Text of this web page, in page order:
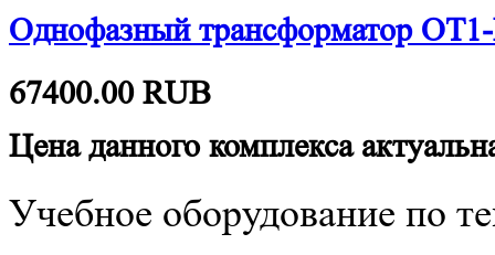
Однофазный трансформатор
67400.00RUB
Цена данного комплекса
Учебное оборудование по